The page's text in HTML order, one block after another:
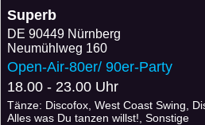
Superb
DE 90449 Nürnberg
Neumühlweg 160
Open-Air-80er/ 90er-Party
18.00 - 23.00 Uhr
Tänze: Discofox, West Coast Swing,
Alles was Du tanzen willst!, Sonstige